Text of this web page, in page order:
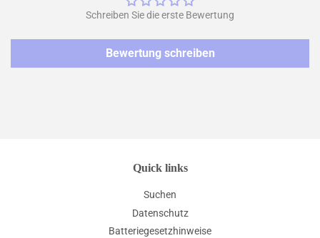
Schreiben Sie die erste Bewertung
Bewertung schreiben
Quick links
Suchen
Datenschutz
Batteriegesetzhinweise